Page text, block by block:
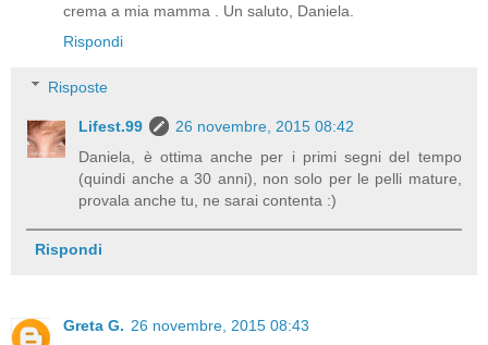
crema a mia mamma . Un saluto, Daniela.
Rispondi
Risposte
Lifest.99
26 novembre, 2015 08:42
Daniela, è ottima anche per i primi segni del tempo
(quindi anche a 30 anni), non solo per le pelli mature,
provala anche tu, ne sarai contenta :)
Rispondi
Greta G. 26 novembre, 2015 08:43